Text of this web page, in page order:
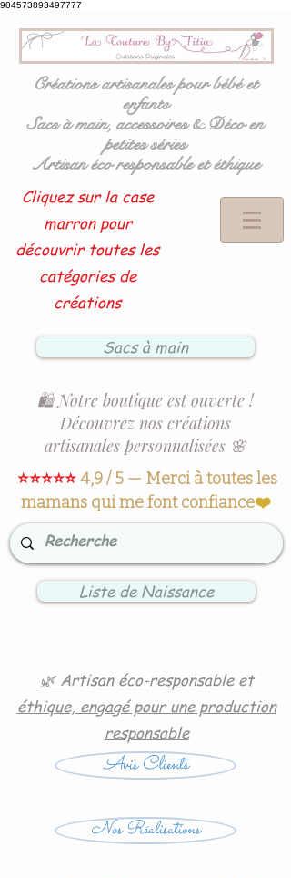
904573893497777
Créations artisanales pour bébé et
enfants
Sacs à main, accessoires & Déco en
petites séries
Artisan éco responsable et éthique
Cliquez sur la case
marron pour
découvrir toutes les
catégories de
créations
Sacs à main
🛍️ Notre boutique est ouverte !
Découvrez nos créations
artisanales personnalisées 🌸
⭐⭐⭐⭐⭐4,9 / 5 — Merci à toutes les
mamans qui me font confiance❤️
Liste de Naissance
🌿 Artisan éco-responsable et
éthique, engagé pour une production
responsable
Avis Clients
Nos Réalisations